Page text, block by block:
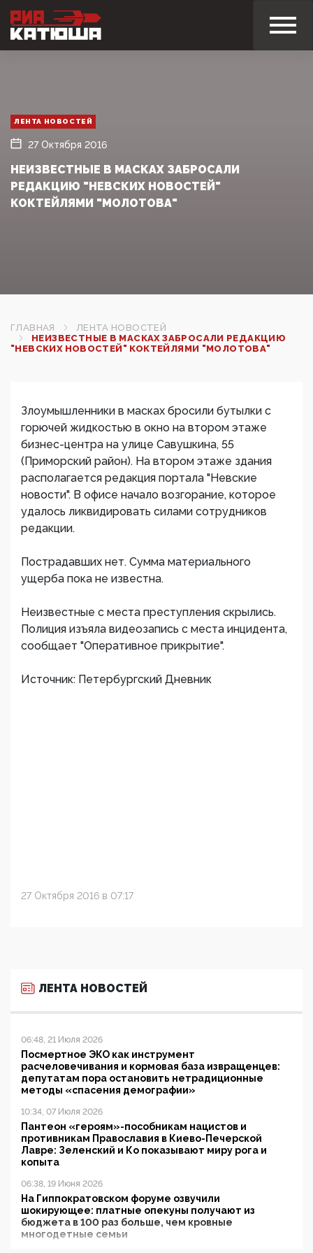
ЛЕНТА НОВОСТЕЙ
27 Октября 2016
НЕИЗВЕСТНЫЕ В МАСКАХ ЗАБРОСАЛИ
РЕДАКЦИЮ "НЕВСКИХ НОВОСТЕЙ"
КОКТЕЙЛЯМИ "МОЛОТОВА"
ГЛАВНАЯ
ЛЕНТА НОВОСТЕЙ
НЕИЗВЕСТНЫЕ В МАСКАХ ЗАБРОСАЛИ РЕДАКЦИЮ
"НЕВСКИХ НОВОСТЕЙ" КОКТЕЙЛЯМИ "МОЛОТОВА"
Злоумышленники в масках бросили бутылки с
горючей жидкостью в окно на втором этаже
бизнес-центра на улице Савушкина, 55
(Приморский район). На втором этаже здания
располагается редакция портала "Невские
новости". В офисе начало возгорание, которое
удалось ликвидировать силами сотрудников
редакции.
Пострадавших нет. Сумма материального
ущерба пока не известна.
Неизвестные с места преступления скрылись.
Полиция изъяла видеозапись с места инцидента,
сообщает "Оперативное прикрытие".
Источник: Петербургский Дневник
27 Октября 2016 в 07:17
ЛЕНТА НОВОСТЕЙ
06:48, 21 Июля 2026
Посмертное ЭКО как инструмент
расчеловечивания и кормовая база извращенцев:
депутатам пора остановить нетрадиционные
методы «спасения демографии»
10:34, 07 Июля 2026
Пантеон «героям»-пособникам нацистов и
противникам Православия в Киево-Печерской
Лавре: Зеленский и Ко показывают миру рога и
копыта
06:38, 19 Июня 2026
На Гиппократовском форуме озвучили
шокирующее: платные опекуны получают из
бюджета в 100 раз больше, чем кровные
многодетные семьи